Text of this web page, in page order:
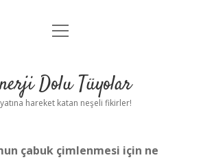
Anasayfa
Yasal Uyarı
menüyü
Dolu Tüyolar
hareket katan neşeli fikirler!
çabuk çimlenmesi için ne